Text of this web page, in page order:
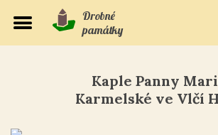
Drobné
památky
Kaple Panny
Karmelské ve Vlčí